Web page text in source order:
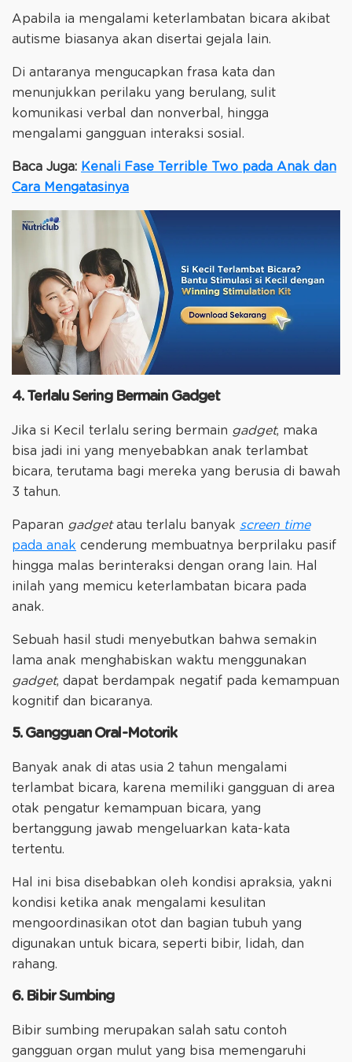
Apabila ia mengalami keterlambatan bicara akibat
autisme biasanya akan disertai gejala lain.
Di antaranya mengucapkan frasa kata dan
menunjukkan perilaku yang berulang, sulit
komunikasi verbal dan nonverbal, hingga
mengalami gangguan interaksi sosial.
Baca Juga: Kenali Fase Terrible Two pada Anak dan
Cara Mengatasinya
4. Terlalu Sering Bermain Gadget
Jika si Kecil terlalu sering bermain gadget, maka
bisa jadi ini yang menyebabkan anak terlambat
bicara, terutama bagi mereka yang berusia di bawah
3 tahun.
Paparan gadgetatau terlalu banyak screen time
pada anak cenderung membuatnya berprilaku pasif
hingga malas berinteraksi dengan orang lain. Hal
inilah yang memicu keterlambatan bicara pada
anak.
Sebuah hasil studi menyebutkan bahwa semakin
lama anak menghabiskan waktu menggunakan
gadget, dapat berdampak negatif pada kemampuan
kognitif dan bicaranya.
5. Gangguan Oral-Motorik
Banyak anak di atas usia 2 tahun mengalami
terlambat bicara, karena memiliki gangguan di area
otak pengatur kemampuan bicara, yang
bertanggung jawab mengeluarkan kata-kata
tertentu.
Hal ini bisa disebabkan oleh kondisi apraksia, yakni
kondisi ketika anak mengalami kesulitan
mengoordinasikan otot dan bagian tubuh yang
digunakan untuk bicara, seperti bibir, lidah, dan
rahang.
6. Bibir Sumbing
Bibir sumbing merupakan salah satu contoh
gangguan organ mulut yang bisa memengaruhi